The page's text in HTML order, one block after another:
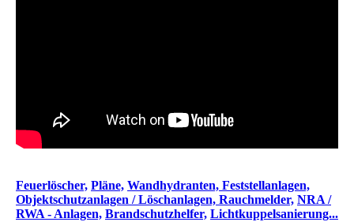
Feuerlöscher, Pläne, Wandhydranten, Feststellanlagen,
Objektschutzanlagen / Löschanlagen, Rauchmelder, NRA /
RWA - Anlagen, Brandschutzhelfer, Lichtkuppelsanierung...